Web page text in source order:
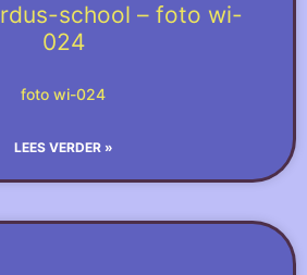
school – foto wi-
024
foto wi-024
LEES VERDER »